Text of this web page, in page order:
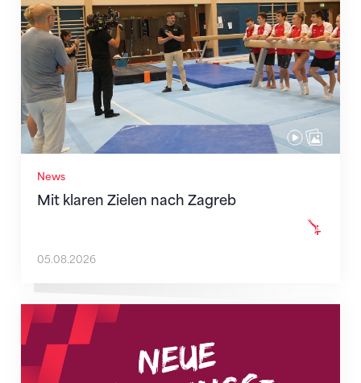
News
Mit klaren Zielen nach Zagreb
05.08.2026
Neue Empfangszeiten ab 1. August 2026